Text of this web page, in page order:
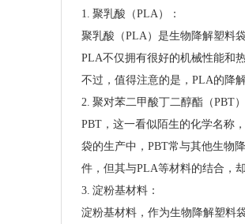
1. 聚乳酸（PLA）：
聚乳酸（PLA）是生物降解塑料
PLA不仅拥有很好的机械性能和
不过，值得注意的是，PLA的降
2. 聚对苯二甲酸丁二醇酯（PBT）
PBT，这一看似陌生的化学名称
袋的生产中，PBT常与其他生物
件，但其与PLA等材料的结合，
3. 淀粉基材料：
淀粉基材料，作为生物降解塑料